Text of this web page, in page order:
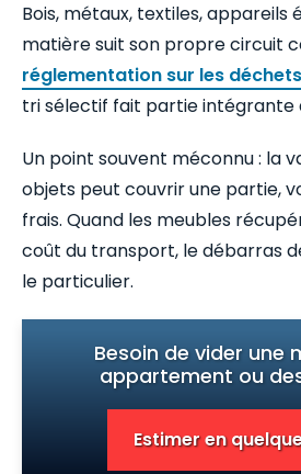
Bois, métaux, textiles, appareils
matière suit son propre circuit
réglementation sur les
tri sélectif fait partie intégrante
Un point souvent méconnu : la
objets peut couvrir une partie,
frais. Quand les meubles
coût du transport, le débarras
le particulier.
Besoin de vider une
appartement ou
Estimer en